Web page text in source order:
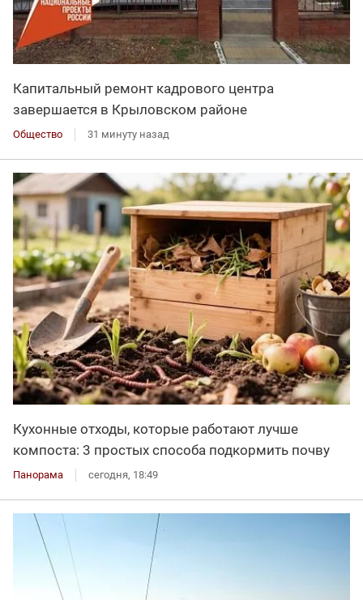
Капитальный ремонт кадрового центра
завершается в Крыловском районе
Общество 31 минуту назад
Кухонные отходы, которые работают лучше
компоста: 3 простых способа подкормить почву
Панорама сегодня, 18:49